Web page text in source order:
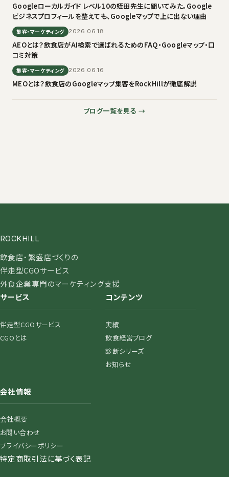
Googleローカルガイド レベル10の蛭田先生に聞いてみた。Google
ビジネスプロフィールを整えても、Googleマップで上に出ない理由
集客・マーケティング 2026.06.18
AEOとは？飲食店がAI検索で選ばれるためのFAQ・Googleマップ・口
コミ対策
集客・マーケティング 2026.06.16
MEOとは？飲食店のGoogleマップ集客をRockHillが徹底解説
ブログ一覧を見る →
ROCKHILL
飲食店・繁盛店づくりの
伴走型CGOサービス
外食企業専門のマーケティング支援
サービス
伴走型CGOサービス
CGOとは
コンテンツ
実績
飲食経営ブログ
診断シリーズ
お知らせ
会社情報
会社概要
お問い合わせ
プライバシーポリシー
特定商取引法に基づく表記